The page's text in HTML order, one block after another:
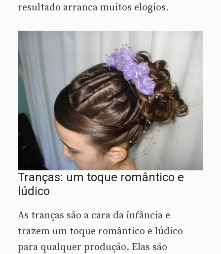
resultado arranca muitos elogios.
Tranças: um toque romântico e
lúdico
As tranças são a cara da infância e
trazem um toque romântico e lúdico
para qualquer produção. Elas são